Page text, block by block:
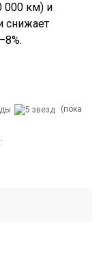
000 км) и
снижает
(пока